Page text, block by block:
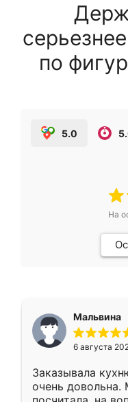
по
5.0
На
Мальвина
6 августа
Заказывала
очень